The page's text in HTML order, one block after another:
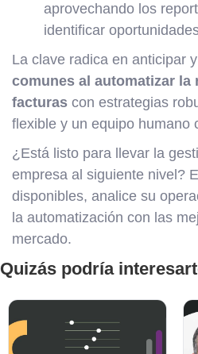
aprovechando los
identificar
La clave radica en anticipar
comunes al automatizar la
facturas con estrategias
flexible y un equipo humano
¿Está listo para llevar la
empresa al siguiente nivel?
disponibles, analice su
la automatización con las
mercado.
Quizás podría